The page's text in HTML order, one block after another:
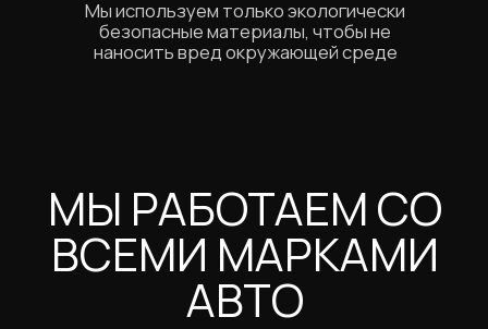
АВТОМОБИЛЯ
НА МОЙКУ ПРЯМО
СЕЙЧАС
Заполните форму или позвоните
по телефону +7 (911) 921-16-61 чтобы
записаться на удобное для вас время